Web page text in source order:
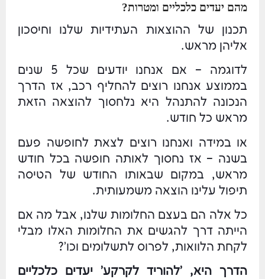
מהם יעדים כלכליים ומטרות?
תכנון של ההוצאות העתידיות שלנו וחיסכון
אליהן מראש.
לדוגמה – אם אנחנו יודעים שכל 5 שנים
בממוצע אנחנו רוצים להחליף רכב, אז הדרך
הנכונה להתנהל היא נלחסוך להוצאה הזאת
מראש כל חודש.
או במידה ואנחנו רוצים לצאת לחופשה פעם
בשנה – אז נחסוך לאותה חופשה בכל חודש
מראש, במקום שבאותו החודש של הטיסה
תיפול עלינו הוצאה משמעותית.
כל אלה הם בעצם החלומות שלנו, אבל מה אם
הייתה דרך להגשים את החלומות האלו מבלי
לקחת הלוואות, לפרוס לתשלומים וכו'?
הדרך היא, 'להוריד לקרקע' יעדים כלכליים